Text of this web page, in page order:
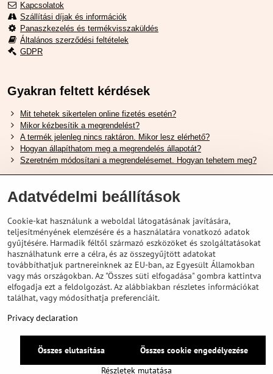
Kapcsolatok
Szállítási díjak és információk
Panaszkezelés és termékvisszaküldés
Általános szerződési feltételek
GDPR
Gyakran feltett kérdések
Mit tehetek sikertelen online fizetés esetén?
Mikor kézbesítik a megrendelést?
A termék jelenleg nincs raktáron. Mikor lesz elérhető?
Hogyan állapíthatom meg a megrendelés állapotát?
Szeretném módosítani a megrendelésemet. Hogyan tehetem meg?
Hasznos Linkek
Hogyan válasszuk ki a megfelelő felfüggesztési villát ?
Hogyan válasszuk ki a megfelelő méretű sisakot?
Shimano E-Bike Akkumulátor Útmutató
Schwalbe Tubeless Gumik Felfedezése
Privacy declaration
Adatvédelmi beállítások
Cookie-kat használunk a weboldal látogatásának javítására,
teljesítményének elemzésére és a használatára vonatkozó adatok
gyűjtésére. Harmadik féltől származó eszközöket és szolgáltatásokat
használhatunk erre a célra, és az összegyűjtött adatokat
továbbíthatjuk partnereinknek az EU-ban, az Egyesült Államokban
vagy más országokban. Az "Összes süti elfogadása" gombra kattintva
elfogadja ezt a feldolgozást. Az alábbiakban részletes információkat
találhat, vagy módosíthatja preferenciáit.
Privacy declaration
Részletek mutatása
Összes cookie engedélyezése
Összes elutasítása